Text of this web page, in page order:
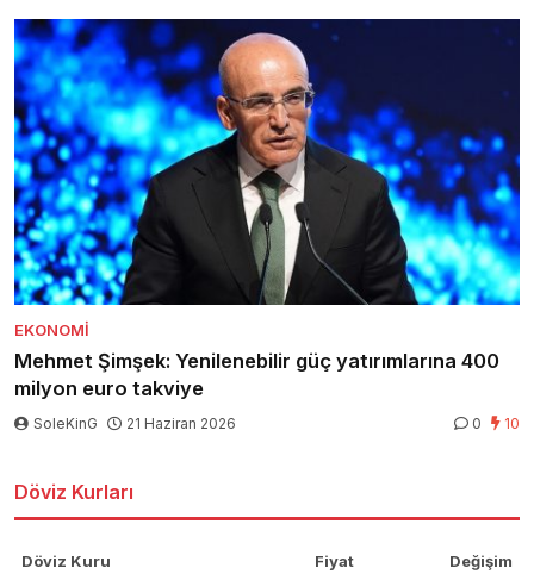
EKONOMI
Mehmet Şimşek: Yenilenebilir güç yatırımlarına 400
milyon euro takviye
SoleKinG 21 Haziran 2026 0 10
Döviz Kurları
Döviz Kuru Fiyat Değişim